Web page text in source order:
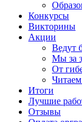
Конкурсы
Викторины
Акции
Ведут
Мы за
От
Итоги
Лучшие
Отзывы